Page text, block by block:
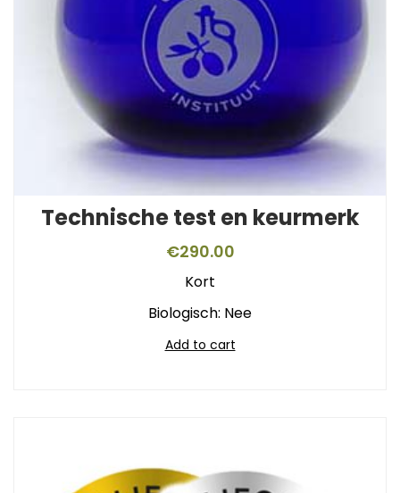
Technische test en keurmerk
€290.00
Kort
Biologisch: Nee
Add to cart